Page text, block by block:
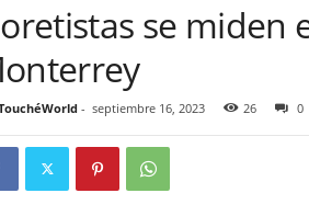
se miden
- septiembre 16, 2023 26 0